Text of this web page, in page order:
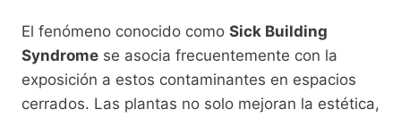
El fenómeno conocido como Sick Building
Syndrome se asocia frecuentemente con la
exposición a estos contaminantes en espacios
cerrados. Las plantas no solo mejoran la estética,